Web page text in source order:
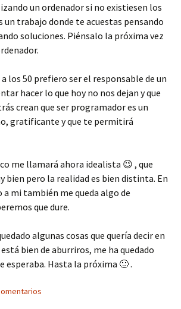
un ordenador si no existiesen los
un trabajo donde te acuestas pensando
soluciones. Piénsalo la próxima vez
los 50 prefiero ser el responsable de un
hacer lo que hoy no nos dejan y que
crean que ser programador es un
gratificante y que te permitirá
me llamará ahora idealista 😉 , que
bien pero la realidad es bien distinta. En
a mi también me queda algo de
que dure.
algunas cosas que quería decir en
bien de aburriros, me ha quedado
esperaba. Hasta la próxima 🙂 .